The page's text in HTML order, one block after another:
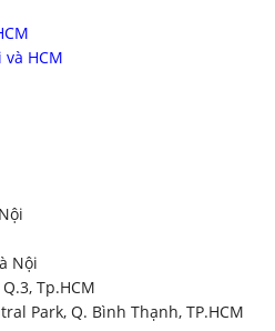
HCM
Nội
Tp.HCM
Park, Q. Bình Thạnh, TP.HCM